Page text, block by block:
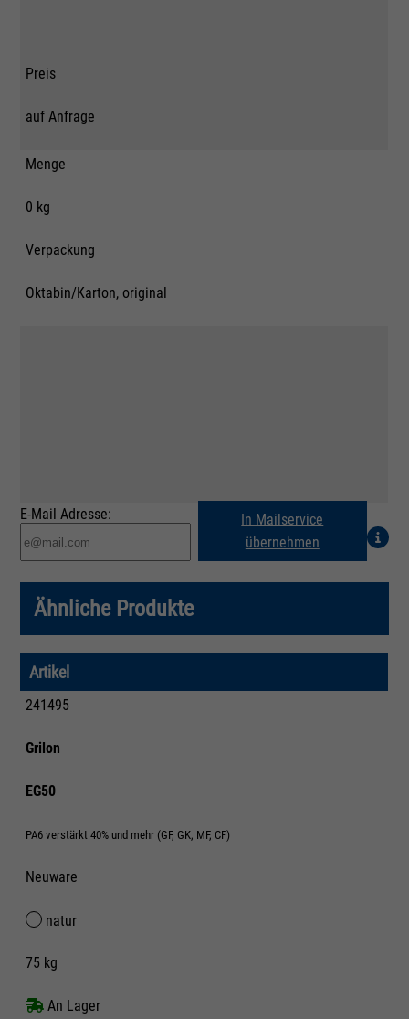
Preis
auf Anfrage
Menge
0 kg
Verpackung
Oktabin/Karton, original
E-Mail Adresse:
In Mailservice
übernehmen
Ähnliche Produkte
Artikel
241495
Grilon
EG50
PA6 verstärkt 40% und mehr (GF, GK, MF, CF)
Neuware
natur
75 kg
An Lager